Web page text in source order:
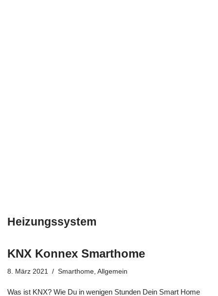
Heizungssystem
KNX Konnex Smarthome
8. März 2021 Smarthome Allgemein
Was ist KNX? Wie Du in wenigen Stunden Dein Smart Home